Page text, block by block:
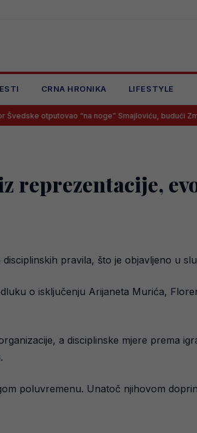
CRNA HRONIKA LIFESTYLE
“na noge” Smajloviću, budući Zmaj imao
reprezentacije,
pravila, što je objavljeno u
o isključenju Arijaneta Murića,
a disciplinske mjere prema
poluvremenu. Unatoč njihovom